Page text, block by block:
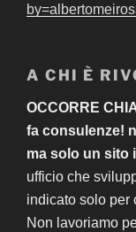
A CHI È
OCCORRE
fa consulenze!
ma solo un sito
ufficio che
indicato solo per
Non lavoriamo